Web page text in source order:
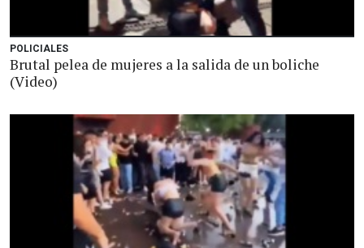
POLICIALES
Brutal pelea de mujeres a la salida de un boliche
(Video)